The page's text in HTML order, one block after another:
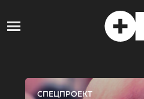
СПЕЦПРОЕКТ